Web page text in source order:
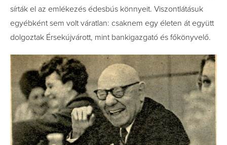
sírták el az emlékezés édesbús könnyeit. Viszontlátásuk
egyébként sem volt váratlan: csaknem egy életen át együtt
dolgoztak Érsekújvárott, mint bankigazgató és főkönyvelő.